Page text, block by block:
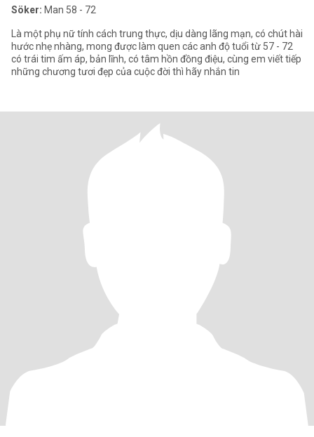
Söker: Man 58 - 72
Là một phụ nữ tính cách trung thực, dịu dàng lãng mạn, có chút hài
hước nhẹ nhàng, mong được làm quen các anh độ tuổi từ 57 - 72
có trái tim ấm áp, bản lĩnh, có tâm hồn đồng điệu, cùng em viết tiếp
những chương tươi đẹp của cuộc đời thì hãy nhắn tin